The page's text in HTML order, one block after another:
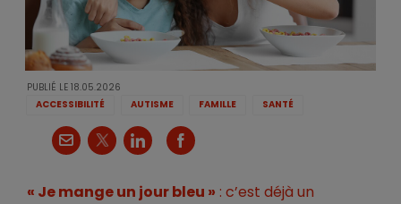
PUBLIÉ LE 18.05.2026
ACCESSIBILITÉ
AUTISME FAMILLE SANTÉ
Courriel
X LinkedInFacebook
« Je mange un jour bleu » : c’est déjà un